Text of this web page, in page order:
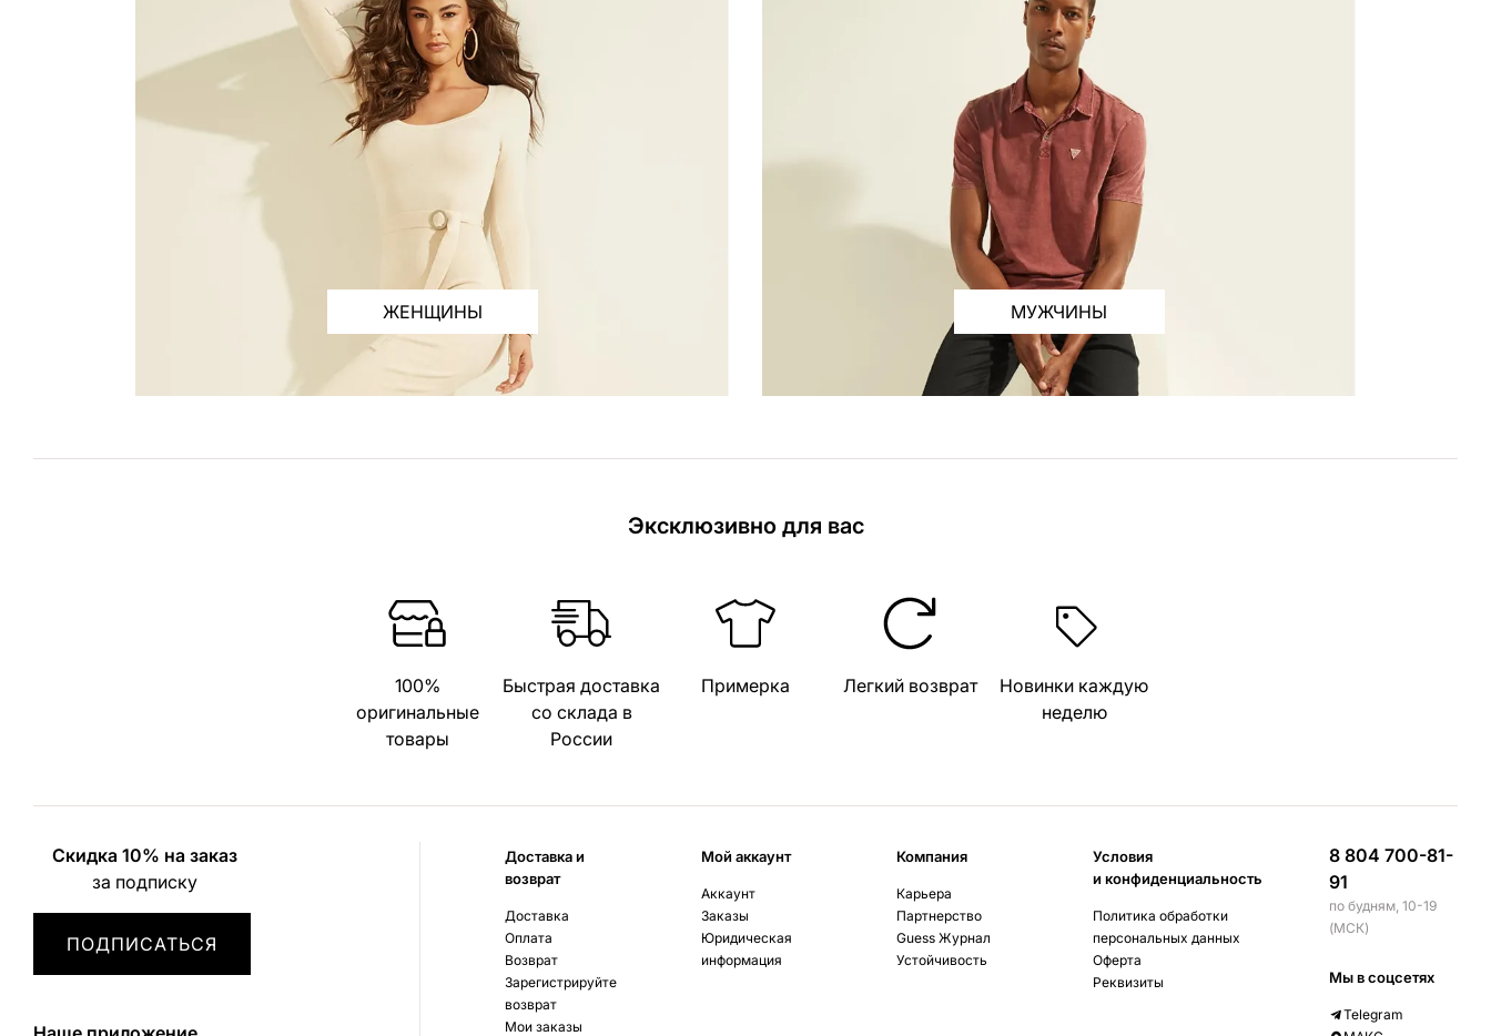
ЖЕНЩИНЫ МУЖЧИНЫ
Эксклюзивно для вас
100%
оригинальные
товары
Быстрая доставка
со склада в
России
Примерка Легкий возврат
Новинки каждую
неделю
Скидка 10% на заказ
за подписку
ПОДПИСАТЬСЯ
Доставка и
возврат
Доставка
Оплата
Возврат
Зарегистрируйте
возврат
Мои заказы
Мой аккаунт
Аккаунт
Заказы
Юридическая
информация
Компания
Карьера
Партнерство
Guess Журнал
Устойчивость
Условия
и конфиденциальность
Политика обработки
персональных данных
Оферта
Реквизиты
8 804 700-81-
91
по будням, 10-19
(МСК)
Мы в соцсетях
Telegram